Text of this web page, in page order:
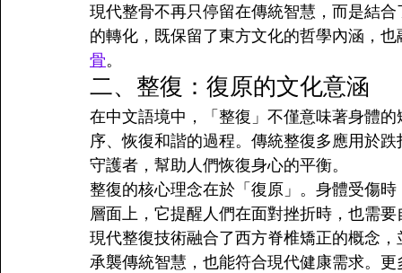
現代整骨不再只停留在傳統智慧，而是結
的轉化，既保留了東方文化的哲學內涵，
骨。
二、整復：復原的文化意涵
在中文語境中，「整復」不僅意味著身體
序、恢復和諧的過程。傳統整復多應用於
守護者，幫助人們恢復身心的平衡。
整復的核心理念在於「復原」。身體受傷
層面上，它提醒人們在面對挫折時，也需
現代整復技術融合了西方脊椎矯正的概念
承襲傳統智慧，也能符合現代健康需求。